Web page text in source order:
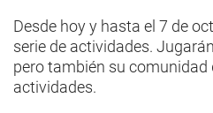
Desde hoy y hasta el 7 de
serie de actividades.
pero también su comunidad
actividades.